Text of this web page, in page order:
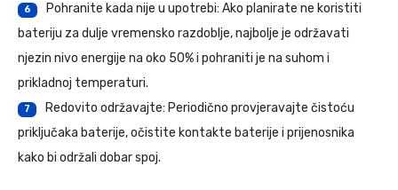
6
Pohranite kada nije u upotrebi: Ako planirate ne koristiti
bateriju za dulje vremensko razdoblje, najbolje je održavati
njezin nivo energije na oko 50% i pohraniti je na suhom i
prikladnoj temperaturi.
7
Redovito održavajte: Periodično provjeravajte čistoću
priključaka baterije, očistite kontakte baterije i prijenosnika
kako bi održali dobar spoj.